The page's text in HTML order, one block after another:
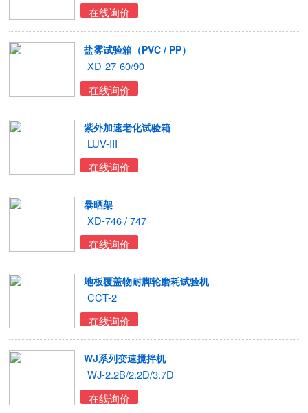
在线询价
盐雾试验箱（PVC / PP）
XD-27-60/90
在线询价
紫外加速老化试验箱
LUV-III
在线询价
暴晒架
XD-746 / 747
在线询价
地板覆盖物耐脚轮磨耗试验机
CCT-2
在线询价
WJ系列变速搅拌机
WJ-2.2B/2.2D/3.7D
在线询价